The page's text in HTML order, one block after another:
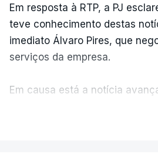
Em resposta à RTP, a PJ
teve conhecimento destas
imediato Álvaro Pires, que
serviços da empresa.
Em causa está a notícia